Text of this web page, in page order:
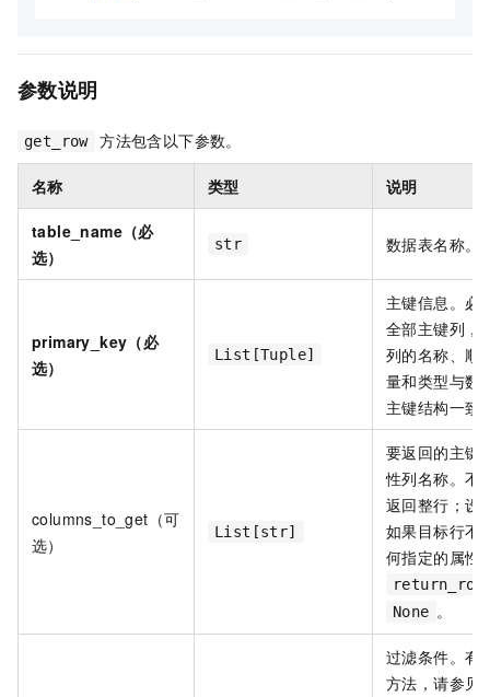
参数说明
get_row 方法包含以下参数。
名称 类型 说明
table_name（必
选）
str 数据表名称。
primary_key（必
选）
List[Tuple]
主键信息。必
全部主键列，
列的名称、顺
量和类型与数
主键结构一致
columns_to_get（可
选）
List[str]
要返回的主键
性列名称。不
返回整行；设
如果目标行不
何指定的属性
return_row
None 。
过滤条件。有
方法，请参见